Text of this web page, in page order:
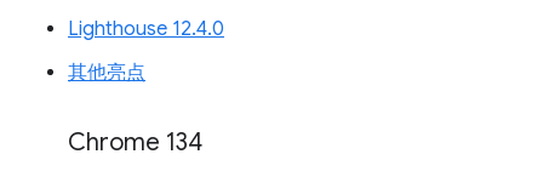
Lighthouse 12.4.0
其他亮点
Chrome 134